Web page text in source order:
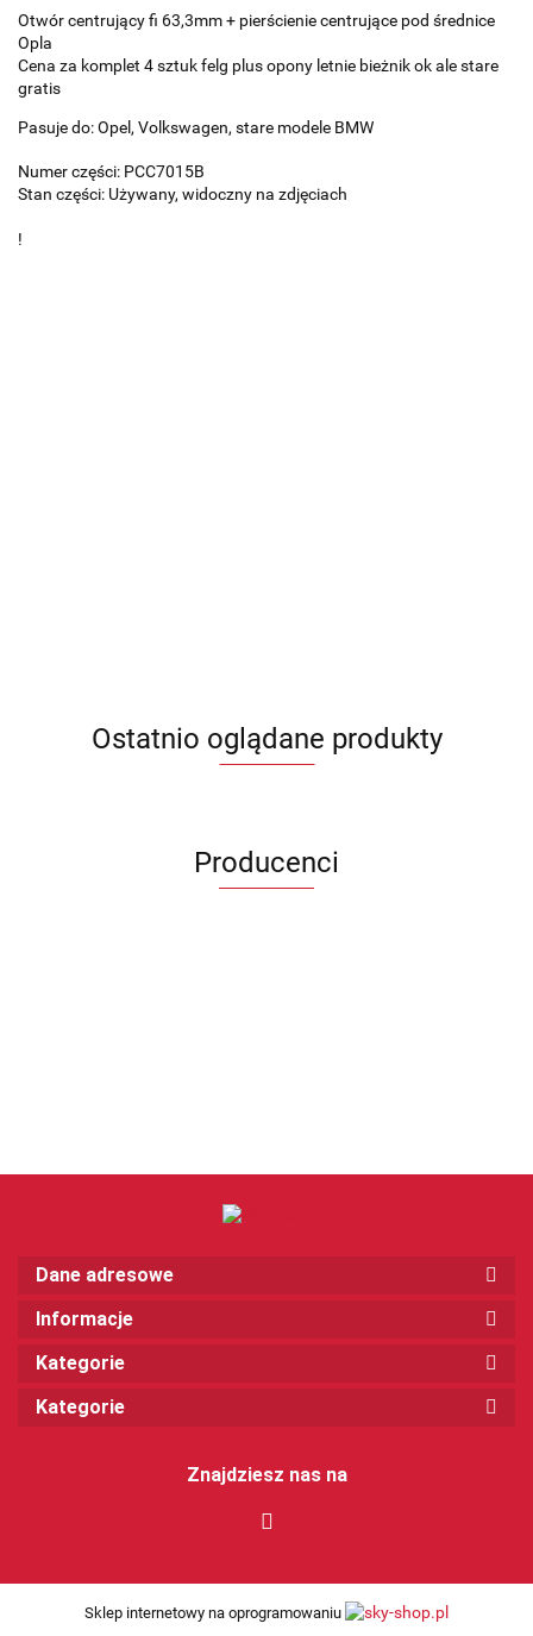
Otwór centrujący fi 63,3mm + pierścienie centrujące pod średnice
Opla
Cena za komplet 4 sztuk felg plus opony letnie bieżnik ok ale stare
gratis
Pasuje do: Opel, Volkswagen, stare modele BMW
Numer części: PCC7015B
Stan części: Używany, widoczny na zdjęciach
!
Ostatnio oglądane produkty
Producenci
Dane adresowe
Informacje
Kategorie
Kategorie
Znajdziesz nas na
Sklep internetowy na oprogramowaniu